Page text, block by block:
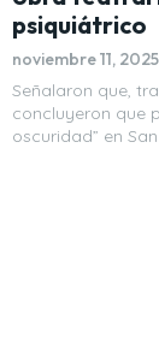
psiquiátrico
noviembre 11, 2025
Señalaron que,
concluyeron que
oscuridad” en